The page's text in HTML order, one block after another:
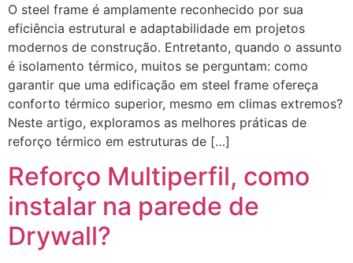
O steel frame é amplamente reconhecido por sua
eficiência estrutural e adaptabilidade em projetos
modernos de construção. Entretanto, quando o assunto
é isolamento térmico, muitos se perguntam: como
garantir que uma edificação em steel frame ofereça
conforto térmico superior, mesmo em climas extremos?
Neste artigo, exploramos as melhores práticas de
reforço térmico em estruturas de […]
Reforço Multiperfil, como
instalar na parede de
Drywall?